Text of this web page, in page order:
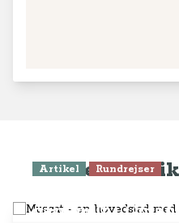
Seneste
Artikel Rundrejser
gammelt i Oman